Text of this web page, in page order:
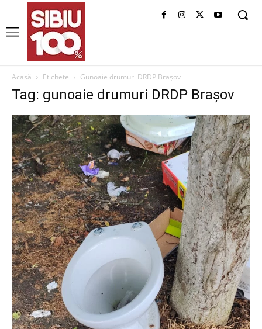
Acasă Etichete Gunoaie drumuri DRDP Brașov
Tag: gunoaie drumuri DRDP Brașov